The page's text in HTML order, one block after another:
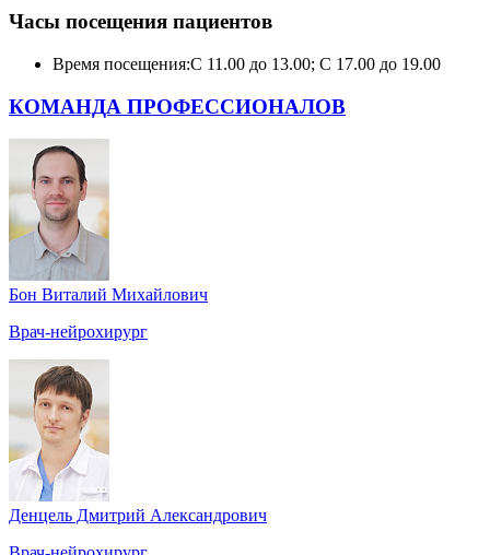
Часы посещения пациентов
Время посещения:С 11.00 до 13.00; С 17.00 до 19.00
КОМАНДА ПРОФЕССИОНАЛОВ
Бон Виталий Михайлович
Врач-нейрохирург
Денцель Дмитрий Александрович